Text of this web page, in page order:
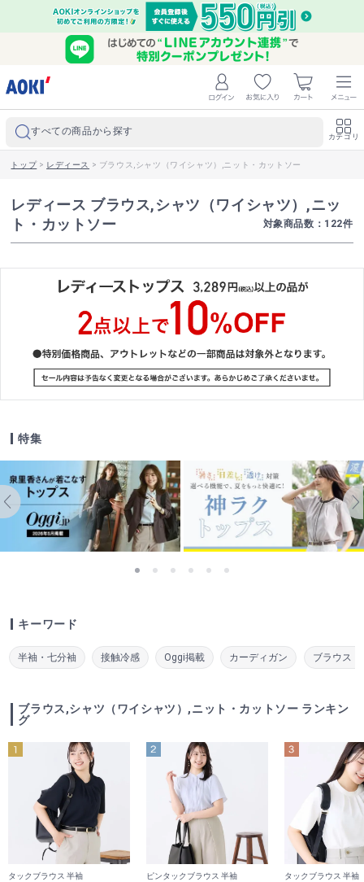
すべての商品から探す カテゴリ
トップ> レディース > ブラウス,シャツ（ワイシャツ）,ニット・カットソー
レディース ブラウス,シャツ（ワイシャツ）,ニッ
ト・カットソー
対象商品数： 122件
特集
キーワード
半袖・七分袖 接触冷感 Oggi掲載 カーディガン ブラウス
ブラウス,シャツ（ワイシャツ）,ニット・カットソー ランキン
グ
タックブラウス 半袖
ピンタックブラウス 半袖
タックブラウス 半袖